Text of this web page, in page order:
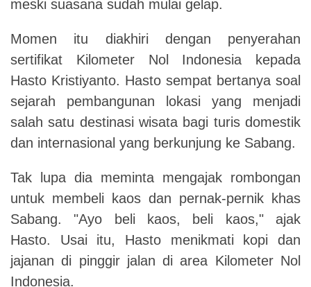
meski suasana sudah mulai gelap.
Momen itu diakhiri dengan penyerahan
sertifikat Kilometer Nol Indonesia kepada
Hasto Kristiyanto. Hasto sempat bertanya soal
sejarah pembangunan lokasi yang menjadi
salah satu destinasi wisata bagi turis domestik
dan internasional yang berkunjung ke Sabang.
Tak lupa dia meminta mengajak rombongan
untuk membeli kaos dan pernak-pernik khas
Sabang. "Ayo beli kaos, beli kaos," ajak
Hasto. Usai itu, Hasto menikmati kopi dan
jajanan di pinggir jalan di area Kilometer Nol
Indonesia.